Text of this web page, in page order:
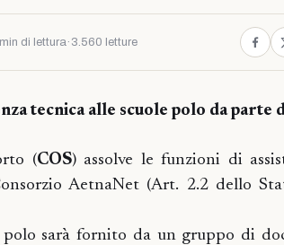
di lettura· 3.560 letture
tecnica alle scuole polo da parte
(COS) assolve le funzioni di
AetnaNet (Art. 2.2 dello
sarà fornito da un gruppo di